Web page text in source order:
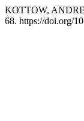
KOTTOW,
68. https://doi.org/